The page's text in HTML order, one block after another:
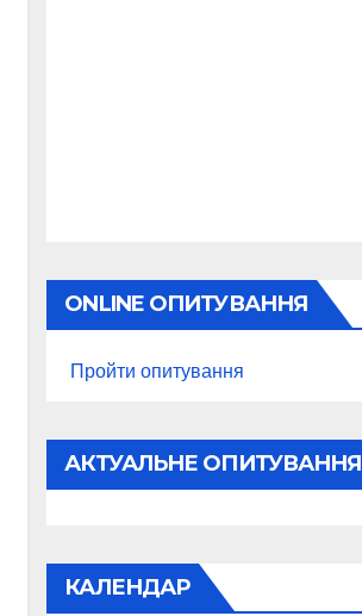
ONLINE ОПИТУВАННЯ
Пройти опитування
АКТУАЛЬНЕ ОПИТУВАННЯ
КАЛЕНДАР